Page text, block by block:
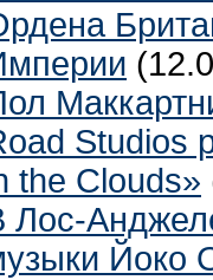
Studios
the Clouds»
Лос-
Йоко